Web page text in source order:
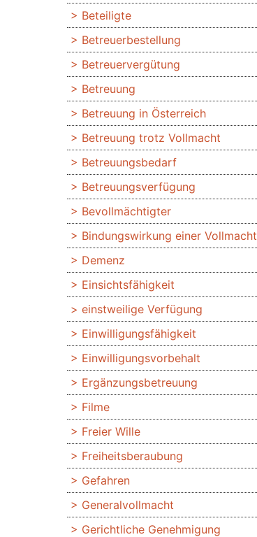
Beteiligte
Betreuerbestellung
Betreuervergütung
Betreuung
Betreuung in Österreich
Betreuung trotz Vollmacht
Betreuungsbedarf
Betreuungsverfügung
Bevollmächtigter
Bindungswirkung einer Vollmacht
Demenz
Einsichtsfähigkeit
einstweilige Verfügung
Einwilligungsfähigkeit
Einwilligungsvorbehalt
Ergänzungsbetreuung
Filme
Freier Wille
Freiheitsberaubung
Gefahren
Generalvollmacht
Gerichtliche Genehmigung